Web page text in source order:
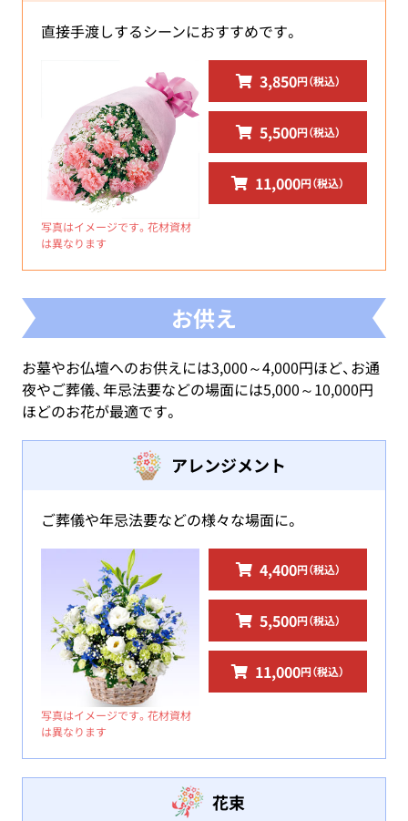
直接手渡しするシーンにおすすめです。
写真はイメージです。花材資材
は異なります
3,850円（税込）
5,500円（税込）
11,000円（税込）
お供え
お墓やお仏壇へのお供えには3,000～4,000円ほど、お通
夜やご葬儀、年忌法要などの場面には5,000～10,000円
ほどのお花が最適です。
アレンジメント
ご葬儀や年忌法要などの様々な場面に。
写真はイメージです。花材資材
は異なります
4,400円（税込）
5,500円（税込）
11,000円（税込）
花束